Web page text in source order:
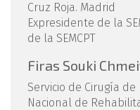
Cruz Roja. Madrid
Expresidente de la
de la SEMCPT
Firas Souki
Servicio de Cirugía
Nacional de